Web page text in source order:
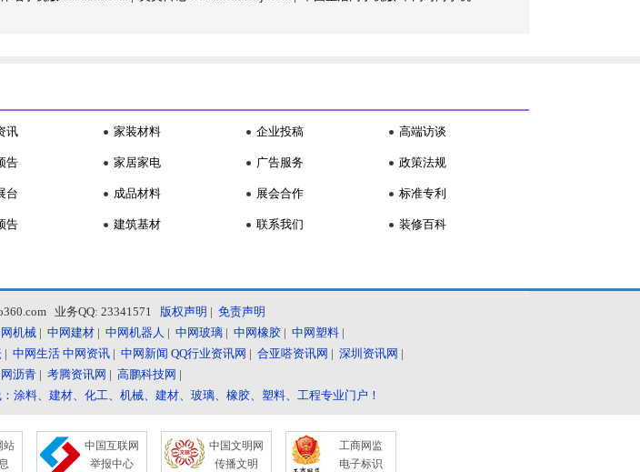
讯
告
台
告
家装材料
家居家电
成品材料
建筑基材
企业投稿
广告服务
展会合作
联系我们
高端访谈
政策法规
标准专利
装修百科
业务QQ: 23341571 版权声明 | 免责声明
机械 | 中网建材 | 中网机器人 | 中网玻璃 | 中网橡胶 | 中网塑料 |
| 中网生活 中网资讯 | 中网新闻 QQ行业资讯网 | 合亚嗒资讯网 | 深圳资讯网 |
沥青 | 考腾资讯网 | 高鹏科技网 |
涂料、建材、化工、机械、建材、玻璃、橡胶、塑料、工程专业门户！
站
中国互联网
举报中心
中国文明网
传播文明
工商网监
电子标识